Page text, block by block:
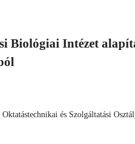
Biológiai Intézet
és Szolgáltatási